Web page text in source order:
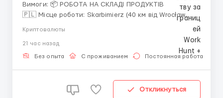
Вимоги: 📦 РОБОТА НА СКЛАДІ ПРОДУКТІВ
🇵🇱 Місце роботи: Skarbimierz (40 км від Wrocław,
Нічна зміна: з 19:00 Оформлення: напряму на складі
Житло: надається Харчу...
Криптовалюты
21 час назад
Без опыта С проживанием Постоянная работа
Откликнуться